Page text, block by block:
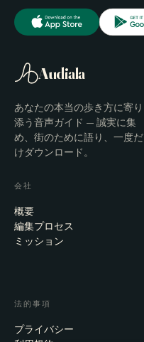
Audiala
あなたの本当の歩き方に寄り
添う音声ガイド — 誠実に集
め、街のために語り、一度だ
けダウンロード。
会社
概要
編集プロセス
ミッション
法的事項
プライバシー